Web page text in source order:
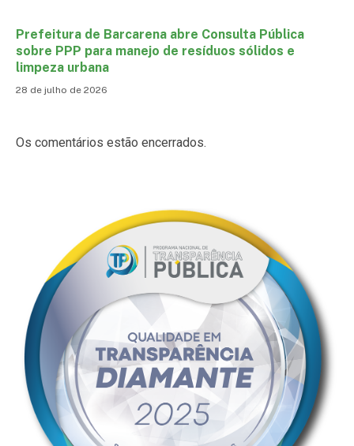
Prefeitura de Barcarena abre Consulta Pública
sobre PPP para manejo de resíduos sólidos e
limpeza urbana
28 de julho de 2026
Os comentários estão encerrados.